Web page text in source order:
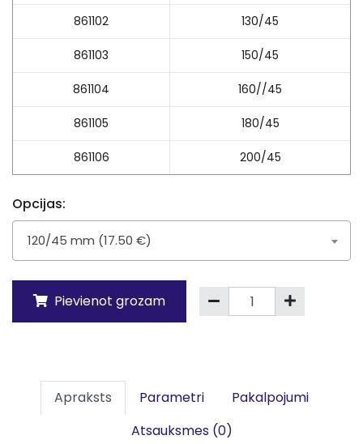
861102 130/45
861103 150/45
861104 160//45
861105 180/45
861106 200/45
Opcijas:
120/45 mm (17.50 €)
Pievienot grozam
Apraksts Parametri
Pakalpojumi
Atsauksmes (0)